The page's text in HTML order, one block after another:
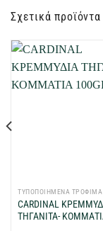
Σχετικά προϊόντα
ΤΥΠΟΠΟΙΗΜΕΝΑ ΤΡΟΦΙΜΑ
CARDINAL
ΤΗΓΑΝΙΤΑ-